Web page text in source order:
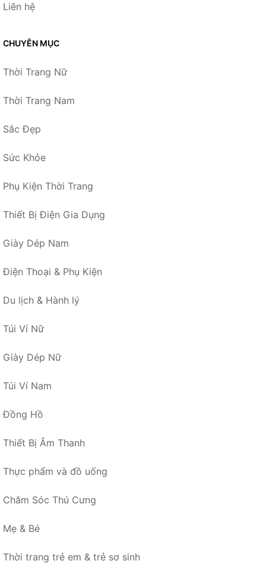
Liên hệ
CHUYÊN MỤC
Thời Trang Nữ
Thời Trang Nam
Sắc Đẹp
Sức Khỏe
Phụ Kiện Thời Trang
Thiết Bị Điện Gia Dụng
Giày Dép Nam
Điện Thoại & Phụ Kiện
Du lịch & Hành lý
Túi Ví Nữ
Giày Dép Nữ
Túi Ví Nam
Đồng Hồ
Thiết Bị Âm Thanh
Thực phẩm và đồ uống
Chăm Sóc Thú Cưng
Mẹ & Bé
Thời trang trẻ em & trẻ sơ sinh